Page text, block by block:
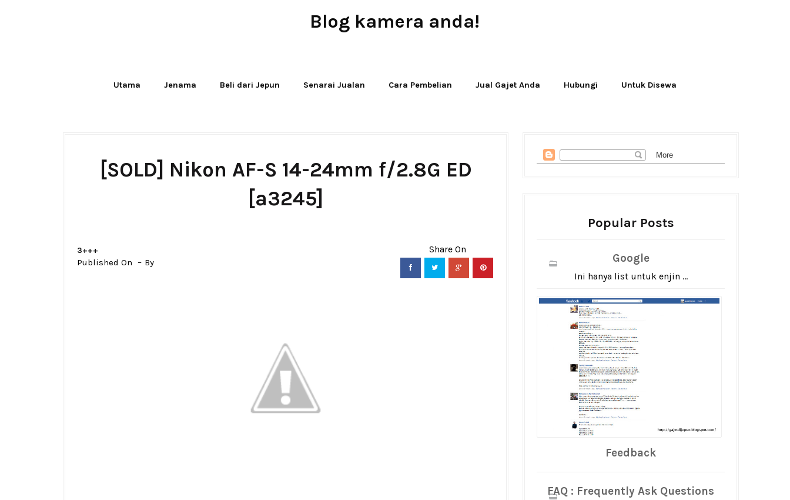
Blog kamera anda!
Utama Jenama Beli dari Jepun Senarai Jualan Cara Pembelian Jual Gajet Anda Hubungi Untuk Disewa
[SOLD] Nikon AF-S 14-24mm f/2.8G ED
[a3245]
3+++
Published On By
Popular Posts
Google
Ini hanya list untuk enjin ...
Feedback
FAQ : Frequently Ask Questions